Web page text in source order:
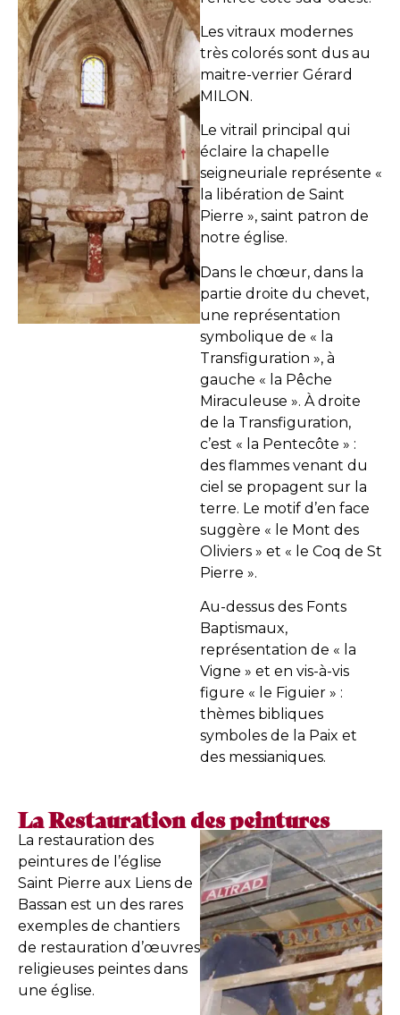
Les vitraux modernes
très colorés sont dus au
maitre-verrier Gérard
MILON.
Le vitrail principal qui
éclaire la chapelle
seigneuriale représente «
la libération de Saint
Pierre », saint patron de
notre église.
Dans le chœur, dans la
partie droite du chevet,
une représentation
symbolique de « la
Transfiguration », à
gauche « la Pêche
Miraculeuse ». À droite
de la Transfiguration,
c’est « la Pentecôte » :
des flammes venant du
ciel se propagent sur la
terre. Le motif d’en face
suggère « le Mont des
Oliviers » et « le Coq de St
Pierre ».
Au-dessus des Fonts
Baptismaux,
représentation de « la
Vigne » et en vis-à-vis
figure « le Figuier » :
thèmes bibliques
symboles de la Paix et
des messianiques.
La Restauration des peintures
La restauration des
peintures de l’église
Saint Pierre aux Liens de
Bassan est un des rares
exemples de chantiers
de restauration d’œuvres
religieuses peintes dans
une église.